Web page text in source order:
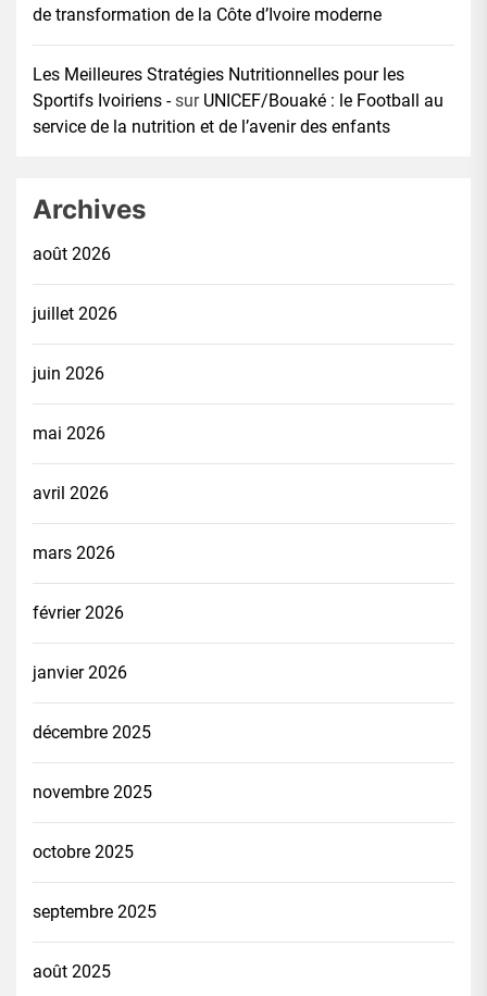
de transformation de la Côte d’Ivoire moderne
Les Meilleures Stratégies Nutritionnelles pour les
Sportifs Ivoiriens -sur UNICEF/Bouaké : le Football au
service de la nutrition et de l’avenir des enfants
Archives
août 2026
juillet 2026
juin 2026
mai 2026
avril 2026
mars 2026
février 2026
janvier 2026
décembre 2025
novembre 2025
octobre 2025
septembre 2025
août 2025